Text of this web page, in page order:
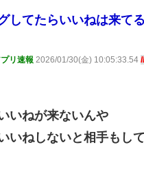
してたらいいねは来て
リ速報 2026/01/30(金) 10:05:33.54
いねが来ないんや
いねしないと相手もし